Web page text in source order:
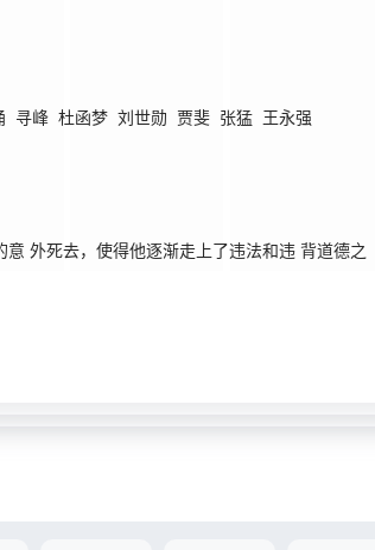
寻峰 杜函梦 刘世勋 贾斐 张猛 王永强
外死去，使得他逐渐走上了违法和违 背道德之